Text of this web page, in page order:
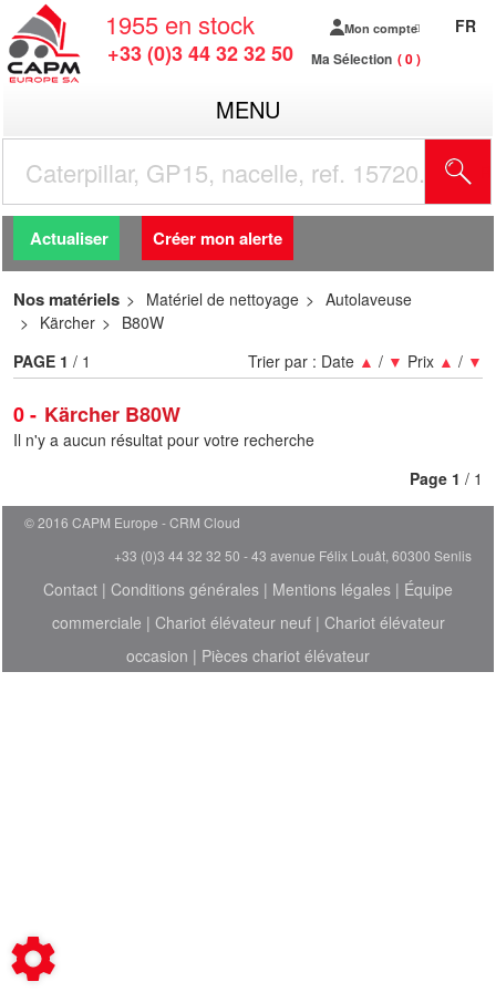
1955 en stock
+33 (0)3 44 32 32 50
Mon compte
Ma Sélection 0
FR
MENU
Actualiser Créer mon alerte
Nos matériels Matériel de nettoyage
Autolaveuse
Kärcher
B80W
0 Kärcher B80W
Trier par : Date ▲ / ▼ Prix ▲ / ▼
PAGE 1 / 1
Il n'y a aucun résultat pour votre recherche
Page 1 / 1
© 2016 CAPM Europe
CRM Cloud
+33 (0)3 44 32 32 50 - 43 avenue Félix Louât, 60300 Senlis
Contact | Conditions générales | Mentions légales | Équipe
commerciale | Chariot élévateur neuf| Chariot élévateur
occasion | Pièces chariot élévateur